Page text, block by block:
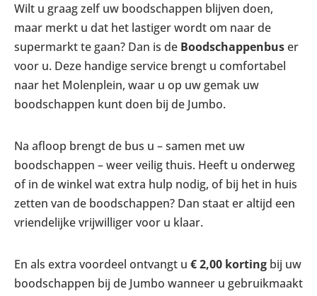
Wilt u graag zelf uw boodschappen blijven doen,
maar merkt u dat het lastiger wordt om naar de
supermarkt te gaan? Dan is de Boodschappenbuser
voor u. Deze handige service brengt u comfortabel
naar het Molenplein, waar u op uw gemak uw
boodschappen kunt doen bij de Jumbo.
Na afloop brengt de bus u – samen met uw
boodschappen – weer veilig thuis. Heeft u onderweg
of in de winkel wat extra hulp nodig, of bij het in huis
zetten van de boodschappen? Dan staat er altijd een
vriendelijke vrijwilliger voor u klaar.
En als extra voordeel ontvangt u € 2,00 korting bij uw
boodschappen bij de Jumbo wanneer u gebruikmaakt